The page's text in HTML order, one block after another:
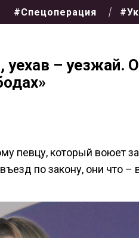
#Спецоперация
уехав – уезжай.
певцу, который воюет
по закону, они что –